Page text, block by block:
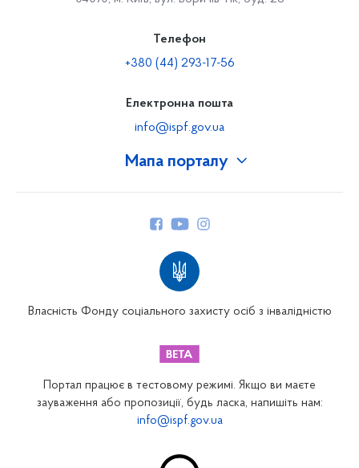
Мапа порталу
Закарпатське відділення
Запорізьке відділення
Телефон
+380 (44) 293-17-56
Електронна пошта
info@ispf.gov.ua
Власність Фонду соціального захисту осіб з інвалідністю
Портал працює в тестовому режимі. Якщо ви маєте
зауваження або пропозиції, будь ласка, напишіть нам:
info@ispf.gov.ua